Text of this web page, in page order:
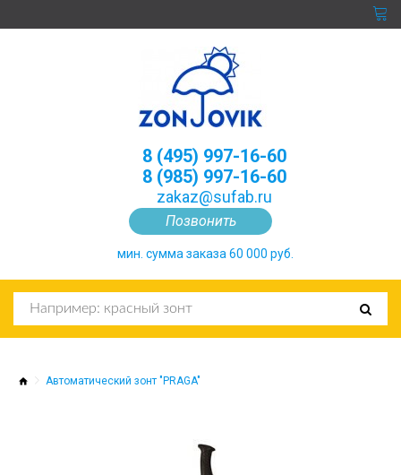
Позвонить
8 (495) 997-16-60
8 (985) 997-16-60
zakaz@sufab.ru
мин. сумма заказа 60 000 руб.
Автоматический зонт "PRAGA"